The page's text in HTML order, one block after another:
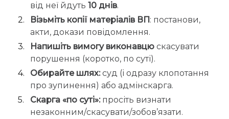
від неї йдуть 10 днів.
Візьміть копії матеріалів ВП: постанови,
акти, докази повідомлення.
Напишіть вимогу виконавцю скасувати
порушення (коротко, по суті).
Обирайте шлях:суд (і одразу клопотання
про зупинення) або адмінскарга.
Скарга «по суті»:просіть визнати
незаконним/скасувати/зобов’язати.